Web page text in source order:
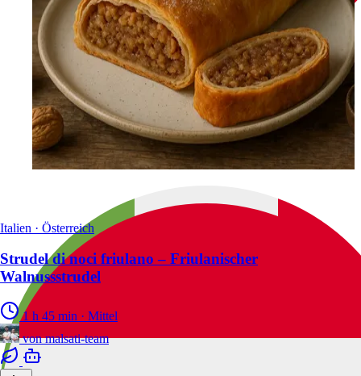
Italien · Österreich
Strudel di noci friulano – Friulanischer
Walnussstrudel
1 h 45 min · Mittel
von malsati-team